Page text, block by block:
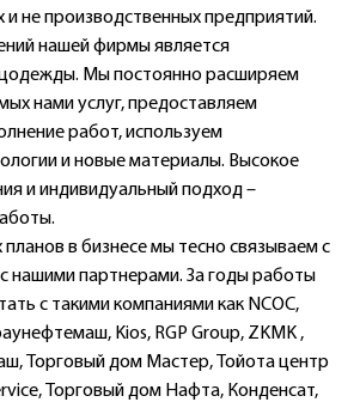
и не производственных предприятий.
нашей фирмы является
Мы постоянно расширяем
нами услуг, предоставляем
работ, используем
и новые материалы. Высокое
и индивидуальный подход –
в бизнесе мы тесно связываем с
нашими партнерами. За годы работы
с такими компаниями как NCOC,
Kios, RGP Group, ZKMK ,
Торговый дом Мастер, Тойота центр
Торговый дом Нафта, Конденсат,